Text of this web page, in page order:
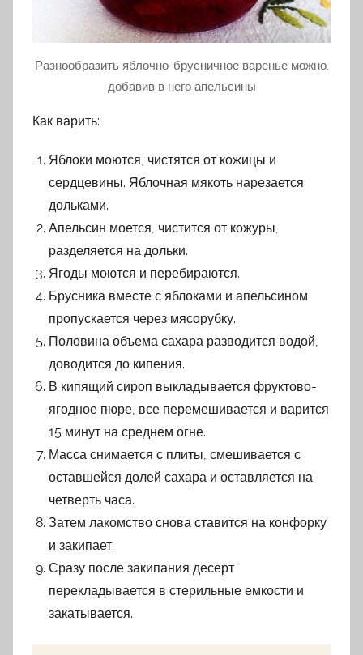
Разнообразить яблочно-брусничное варенье можно,
добавив в него апельсины
Как варить:
Яблоки моются, чистятся от кожицы и
сердцевины. Яблочная мякоть нарезается
дольками.
Апельсин моется, чистится от кожуры,
разделяется на дольки.
Ягоды моются и перебираются.
Брусника вместе с яблоками и апельсином
пропускается через мясорубку.
Половина объема сахара разводится водой,
доводится до кипения.
В кипящий сироп выкладывается фруктово-
ягодное пюре, все перемешивается и варится
15 минут на среднем огне.
Масса снимается с плиты, смешивается с
оставшейся долей сахара и оставляется на
четверть часа.
Затем лакомство снова ставится на конфорку
и закипает.
Сразу после закипания десерт
перекладывается в стерильные емкости и
закатывается.